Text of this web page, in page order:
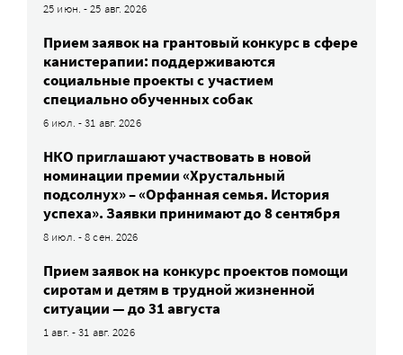
25 июн. - 25 авг. 2026
Прием заявок на грантовый конкурс в сфере
канистерапии: поддерживаются
социальные проекты с участием
специально обученных собак
6 июл. - 31 авг. 2026
НКО приглашают участвовать в новой
номинации премии «Хрустальный
подсолнух» – «Орфанная семья. История
успеха». Заявки принимают до 8 сентября
8 июл. - 8 сен. 2026
Прием заявок на конкурс проектов помощи
сиротам и детям в трудной жизненной
ситуации — до 31 августа
1 авг. - 31 авг. 2026